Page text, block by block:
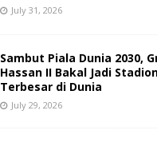
July 31, 2026
Sambut Piala Dunia 2030,
Hassan II Bakal Jadi
Terbesar di Dunia
July 29, 2026